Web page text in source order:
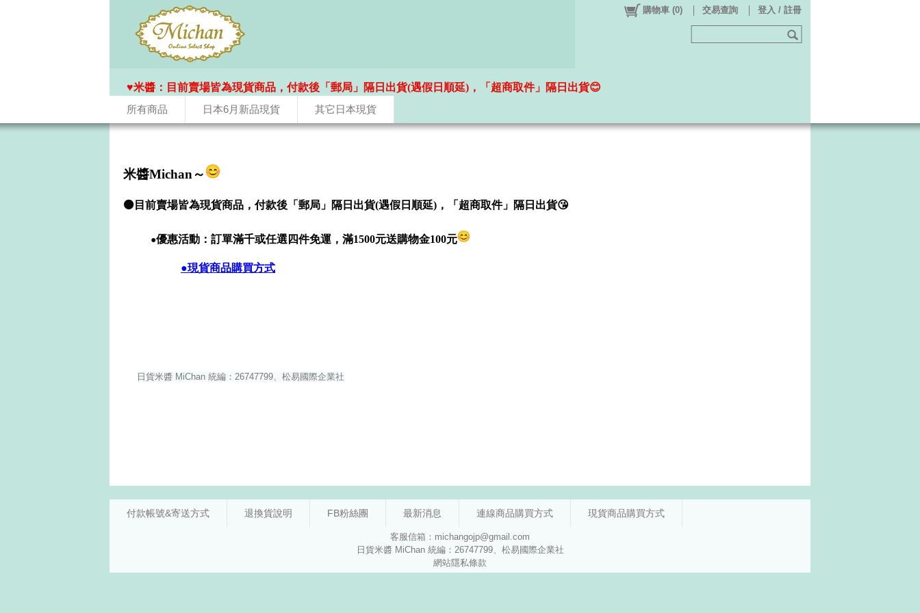
所有商品 日本6月新品現貨 其它日本現貨
購物車 (0) 交易查詢 登入 / 註冊
♥️米醬：目前賣場皆為現貨商品，付款後「郵局」隔日出貨(遇假日順延)，「超商取件」隔日出貨😊
付款帳號&寄送方式 退換貨說明 FB粉絲團 最新消息 連線商品購買方式 現貨商品購買方式
客服信箱：michangojp@gmail.com
日貨米醬 MiChan 統編：26747799、松易國際企業社
網站隱私條款